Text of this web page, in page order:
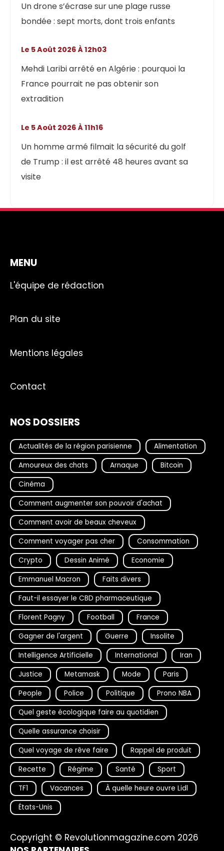
Un drone s’écrase sur une plage russe
bondée : sept morts, dont trois enfants
Mehdi Laribi arrêté en Algérie : pourquoi la
France pourrait ne pas obtenir son
extradition
Le 5 Août 2026 À 12h03
Un homme armé filmait la sécurité du golf
de Trump : il est arrêté 48 heures avant sa
visite
Le 5 Août 2026 À 11h16
MENU
L'équipe de rédaction
Plan du site
Mentions légales
Contact
NOS DOSSIERS
Actualités de la région parisienne
Alimentation
Amoureux des chats
Arnaque
Bitcoin
Cinéma
Comment augmenter son pouvoir d'achat
Comment avoir de beaux cheveux
Comment voyager pas cher
Consommation
Crypto
Dessin Animé
Economie
Emmanuel Macron
Faits divers
Faut-il essayer le CBD pharmaceutique
Florent Pagny
Football
France
Gagner de l'argent
Guerre
Insolite
Intelligence Artificielle
International
Iran
Justice
Metamask Mode
Paris
People
Police Politique
Prono NBA
Quel geste écologique faire au quotidien
Quelle assurance choisir
Quel voyage de rêve faire
Rappel de produit
Recette
Régime Santé
Sport
TF1
Vacances
À quelle heure ouvre Lidl
États-Unis
Copyright © Revolutionmagazine.com 2026